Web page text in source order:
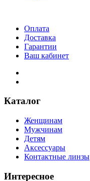
Оплата
Доставка
Гарантии
Ваш кабинет
Каталог
Женщинам
Мужчинам
Детям
Аксессуары
Контактные линзы
Интересное